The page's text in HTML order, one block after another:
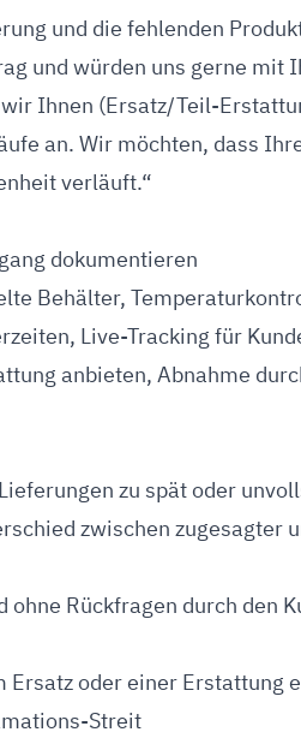
und die fehlenden
und würden uns gerne mit
Ihnen (Ersatz/Teil-
an. Wir möchten, dass
verläuft.“
dokumentieren
Behälter,
Live-Tracking für
anbieten, Abnahme
zu spät oder
zwischen zugesagter
Rückfragen durch den
oder einer Erstattung
Streit